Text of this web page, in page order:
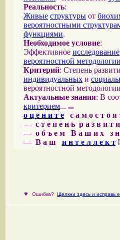
Реальность:
Живые структуры от
вероятностными
функциями.
Необходимое условие:
Эффективное исследование
вероятностной методологии
Критерий: Степень
индивидуальных и
вероятностной
Актуальные знания: В
критерием... ...
о ц е н и т е с а м о с т о я
— с т е п е н ь р а з в и т
— о б ъ е м В а ш и х з
— В а ш и н т е л л е к т !
♥ Ошибка? Щелкни здесь и исправь